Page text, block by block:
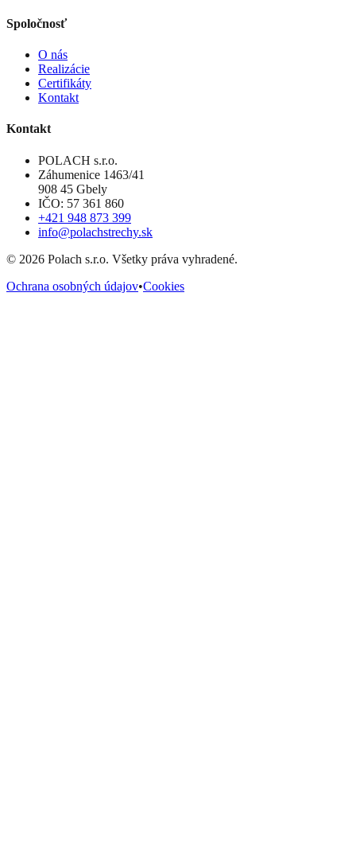
Spoločnosť
O nás
Realizácie
Certifikáty
Kontakt
Kontakt
POLACH s.r.o.
Záhumenice 1463/41
908 45 Gbely
IČO: 57 361 860
+421 948 873 399
info@polachstrechy.sk
© 2026 Polach s.r.o. Všetky práva vyhradené.
Ochrana osobných údajov•Cookies